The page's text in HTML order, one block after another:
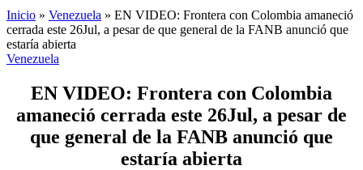
Inicio » Venezuela » EN VIDEO: Frontera con Colombia amaneció
cerrada este 26Jul, a pesar de que general de la FANB anunció que
estaría abierta
Venezuela
EN VIDEO: Frontera con Colombia
amaneció cerrada este 26Jul, a pesar de
que general de la FANB anunció que
estaría abierta